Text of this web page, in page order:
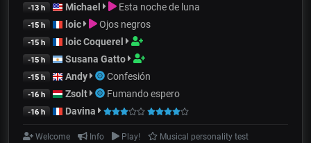
-13 h Michael Esta noche de luna
-15 h loic Ojos negros
-15 h loic Coquerel
-15 h Susana Gatto
-15 h Andy Confesión
-16 h Zsolt Fumando espero
-16 h Davina
Welcome Info Play!
Musical personality test